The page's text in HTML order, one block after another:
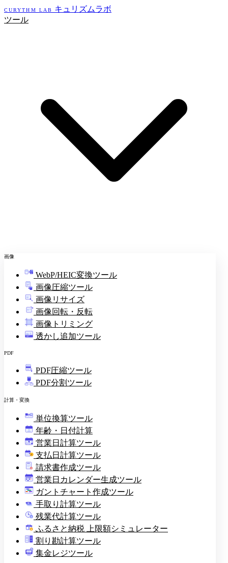
CURYTHM LAB
キュリズムラボ
ツール
画像
WebP/HEIC変換ツール
画像圧縮ツール
画像リサイズ
画像回転・反転
画像トリミング
透かし追加ツール
PDF
PDF圧縮ツール
PDF分割ツール
計算・変換
単位換算ツール
年齢・日付計算
営業日計算ツール
¥ 支払日計算ツール
印
請求書作成ツール
営業日カレンダー生成ツール
ガントチャート作成ツール
手取り計算ツール
残業代計算ツール
ふるさと納税 上限額シミュレーター
割り勘計算ツール
集金レジツール